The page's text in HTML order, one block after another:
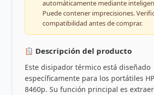
automáticamente mediante
Puede contener imprecisiones.
compatibilidad antes de comprar.
Descripción del producto
Este disipador térmico está diseñado
específicamente para los portátiles
8460p. Su función principal es